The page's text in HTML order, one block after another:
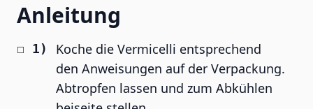
Anleitung
Koche die Vermicelli entsprechend
den Anweisungen auf der Verpackung.
Abtropfen lassen und zum Abkühlen